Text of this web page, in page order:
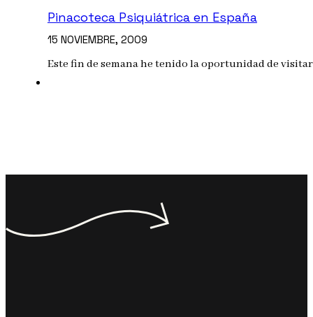
Pinacoteca Psiquiátrica en España
15 NOVIEMBRE, 2009
Este fin de semana he tenido la oportunidad de